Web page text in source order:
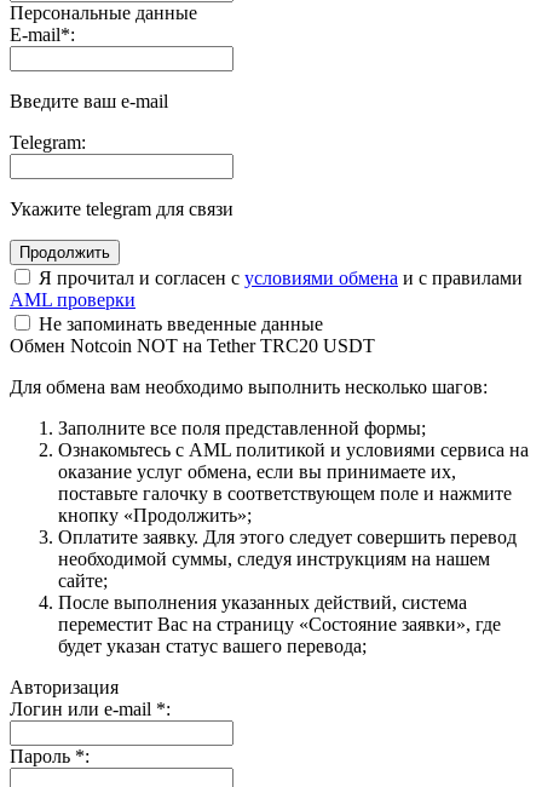
Персональные данные
E-mail*:
Введите ваш e-mail
Telegram:
Укажите telegram для связи
Я прочитал и согласен с условиями обмена и с правилами
AML проверки
Не запоминать введенные данные
Обмен Notcoin NOT на Tether TRC20 USDT
Для обмена вам необходимо выполнить несколько шагов:
Заполните все поля представленной формы;
Ознакомьтесь с AML политикой и условиями сервиса на
оказание услуг обмена, если вы принимаете их,
поставьте галочку в соответствующем поле и нажмите
кнопку «Продолжить»;
Оплатите заявку. Для этого следует совершить перевод
необходимой суммы, следуя инструкциям на нашем
сайте;
После выполнения указанных действий, система
переместит Вас на страницу «Состояние заявки», где
будет указан статус вашего перевода;
Авторизация
Логин или e-mail *:
Пароль *: